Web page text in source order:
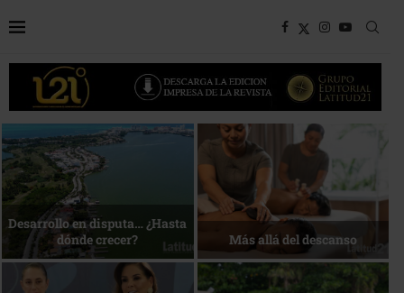
Bottega, un viaje servido a la
mesa
Energía que Impulsa la
competitividad